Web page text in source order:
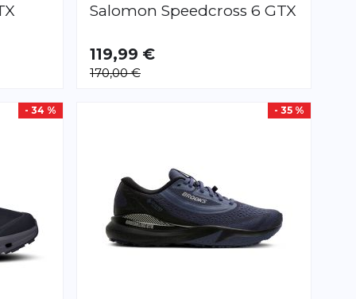
Salomon Speedcross 6 GTX
VERFÜGBAR
40 2/342 2/3
119,99 €
170,00 €
- 34 % - 35 %